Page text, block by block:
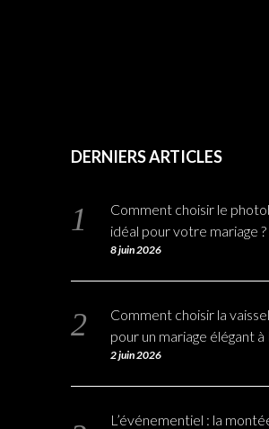
DERNIERS ARTICLES
Comment choisir le
idéal pour votre mariage ?
8 juin 2026
Comment choisir la
pour un mariage élégant à
2 juin 2026
L’événementiel : la